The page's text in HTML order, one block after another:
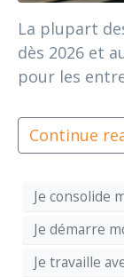
La plupart
dès 2026 et
pour les
Continue
Je consolide
Je démarre
Je travaille